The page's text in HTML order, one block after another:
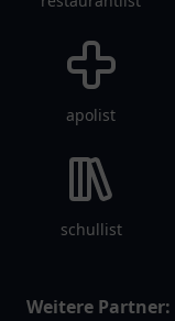
apolist
schullist
Weitere Partner: